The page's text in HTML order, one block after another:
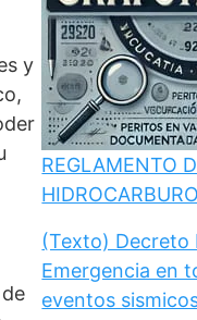
y
REGLAMENTO
(Texto) Decreto
Emergencia en
eventos